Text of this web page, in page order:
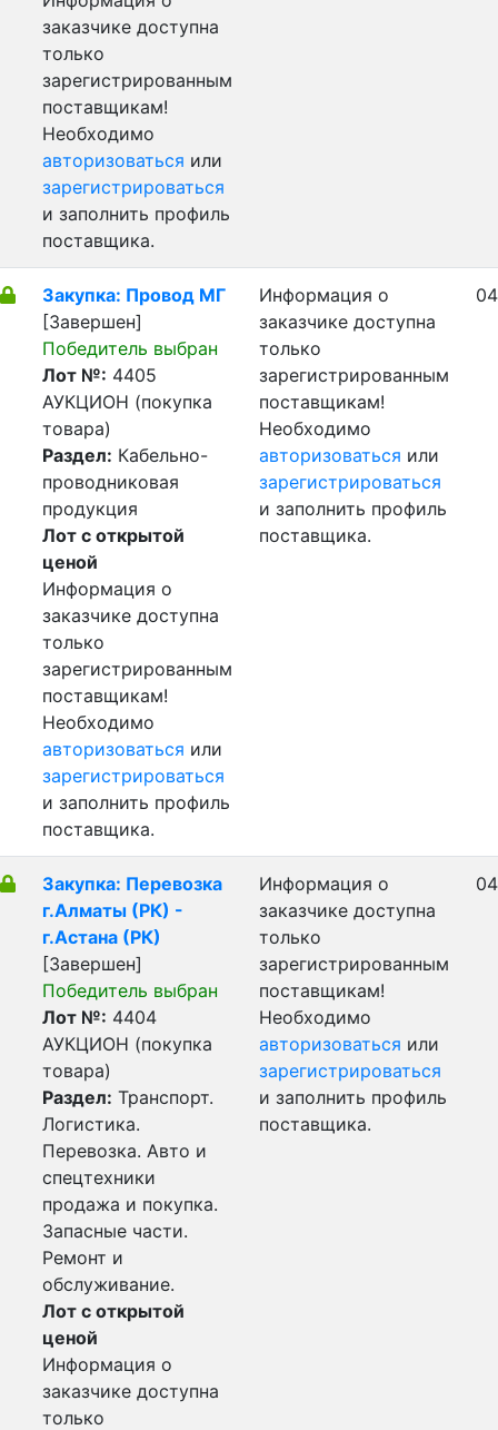
заказчике доступна
только
зарегистрированным
поставщикам!
Необходимо
авторизоваться или
зарегистрироваться
и заполнить профиль
поставщика.
Закупка: Провод МГ
[Завершен]
Победитель выбран
Лот №: 4405
АУКЦИОН (покупка
товара)
Раздел: Кабельно-
проводниковая
продукция
Лот с открытой
ценой
Информация о
заказчике доступна
только
зарегистрированным
поставщикам!
Необходимо
авторизоваться или
зарегистрироваться
и заполнить профиль
поставщика.
Информация о
заказчике доступна
только
зарегистрированным
поставщикам!
Необходимо
авторизоваться или
зарегистрироваться
и заполнить профиль
поставщика.
Закупка: Перевозка
г.Алматы (РК) -
г.Астана (РК)
[Завершен]
Победитель выбран
Лот №: 4404
АУКЦИОН (покупка
товара)
Раздел: Транспорт.
Логистика.
Перевозка. Авто и
спецтехники
продажа и покупка.
Запасные части.
Ремонт и
обслуживание.
Лот с открытой
ценой
Информация о
заказчике доступна
только
Информация о
заказчике доступна
только
зарегистрированным
поставщикам!
Необходимо
авторизоваться или
зарегистрироваться
и заполнить профиль
поставщика.